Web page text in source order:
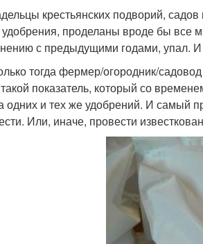
крестьянских подворий,
удобрения, проделаны вроде бы все
с предыдущими годами, упал. И
тогда фермер/огородник/
показатель, который со
одних и тех же удобрений. И самый
Или, иначе, провести